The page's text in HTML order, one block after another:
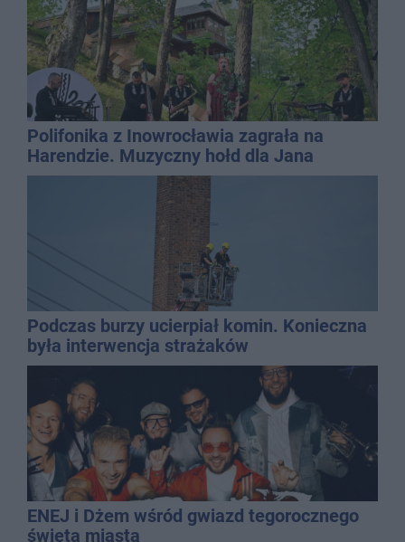
Polifonika z Inowrocławia zagrała na
Harendzie. Muzyczny hołd dla Jana
Kasprowicza
Podczas burzy ucierpiał komin. Konieczna
była interwencja strażaków
ENEJ i Dżem wśród gwiazd tegorocznego
święta miasta